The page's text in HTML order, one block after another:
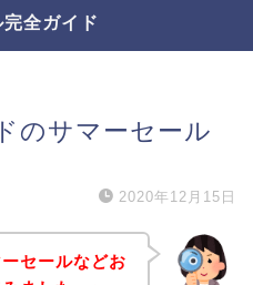
全ガイド
のサマーセール
2020年12月15日
セールなどお